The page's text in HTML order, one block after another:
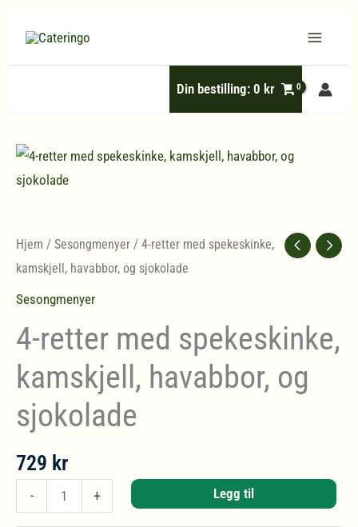
Din bestilling:0 kr
Hjem / Sesongmenyer / 4-retter med spekeskinke,
kamskjell, havabbor, og sjokolade
Sesongmenyer
4-retter med spekeskinke,
kamskjell, havabbor, og
sjokolade
729 kr
-
retter
+ Legg til